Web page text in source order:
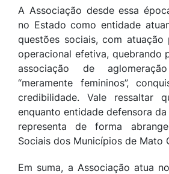
A Associação desde essa
no Estado como entidade
questões sociais, com
operacional efetiva, quebrando
associação de
“meramente femininos”,
credibilidade. Vale ressaltar
enquanto entidade defensora
representa de forma
Sociais dos Municípios de Mato
Em suma, a Associação atua